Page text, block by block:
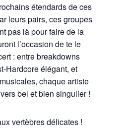
étendards de ces
leurs pairs, ces groupes
pas là pour faire de la
l’occasion de te le
: entre breakdowns
Hardcore élégant, et
chaque artiste
bel et bien singulier !
vertèbres délicates !